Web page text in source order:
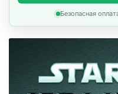
Безопасная